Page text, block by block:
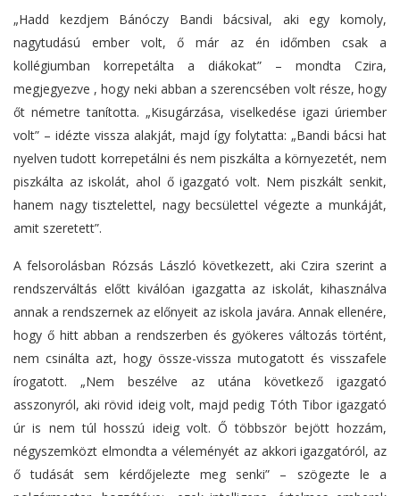
„Hadd kezdjem Bánóczy Bandi bácsival, aki egy komoly,
nagytudású ember volt, ő már az én időmben csak a
kollégiumban korrepetálta a diákokat” – mondta Czira,
megjegyezve , hogy neki abban a szerencsében volt része, hogy
őt németre tanította. „Kisugárzása, viselkedése igazi úriember
volt” – idézte vissza alakját, majd így folytatta: „Bandi bácsi hat
nyelven tudott korrepetálni és nem piszkálta a környezetét, nem
piszkálta az iskolát, ahol ő igazgató volt. Nem piszkált senkit,
hanem nagy tisztelettel, nagy becsülettel végezte a munkáját,
amit szeretett”.
A felsorolásban Rózsás László következett, aki Czira szerint a
rendszerváltás előtt kiválóan igazgatta az iskolát, kihasználva
annak a rendszernek az előnyeit az iskola javára. Annak ellenére,
hogy ő hitt abban a rendszerben és gyökeres változás történt,
nem csinálta azt, hogy össze-vissza mutogatott és visszafele
írogatott. „Nem beszélve az utána következő igazgató
asszonyról, aki rövid ideig volt, majd pedig Tóth Tibor igazgató
úr is nem túl hosszú ideig volt. Ő többször bejött hozzám,
négyszemközt elmondta a véleményét az akkori igazgatóról, az
ő tudását sem kérdőjelezte meg senki” – szögezte le a